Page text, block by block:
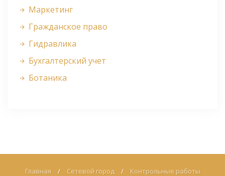
Маркетинг
Гражданское право
Гидравлика
Бухгалтерский учет
Ботаника
Главная / Сетевой город / Контрольные работы